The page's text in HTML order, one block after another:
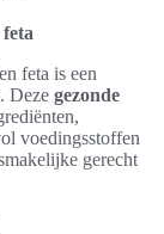
feta is een
Deze gezonde
voedingsstoffen
gerecht